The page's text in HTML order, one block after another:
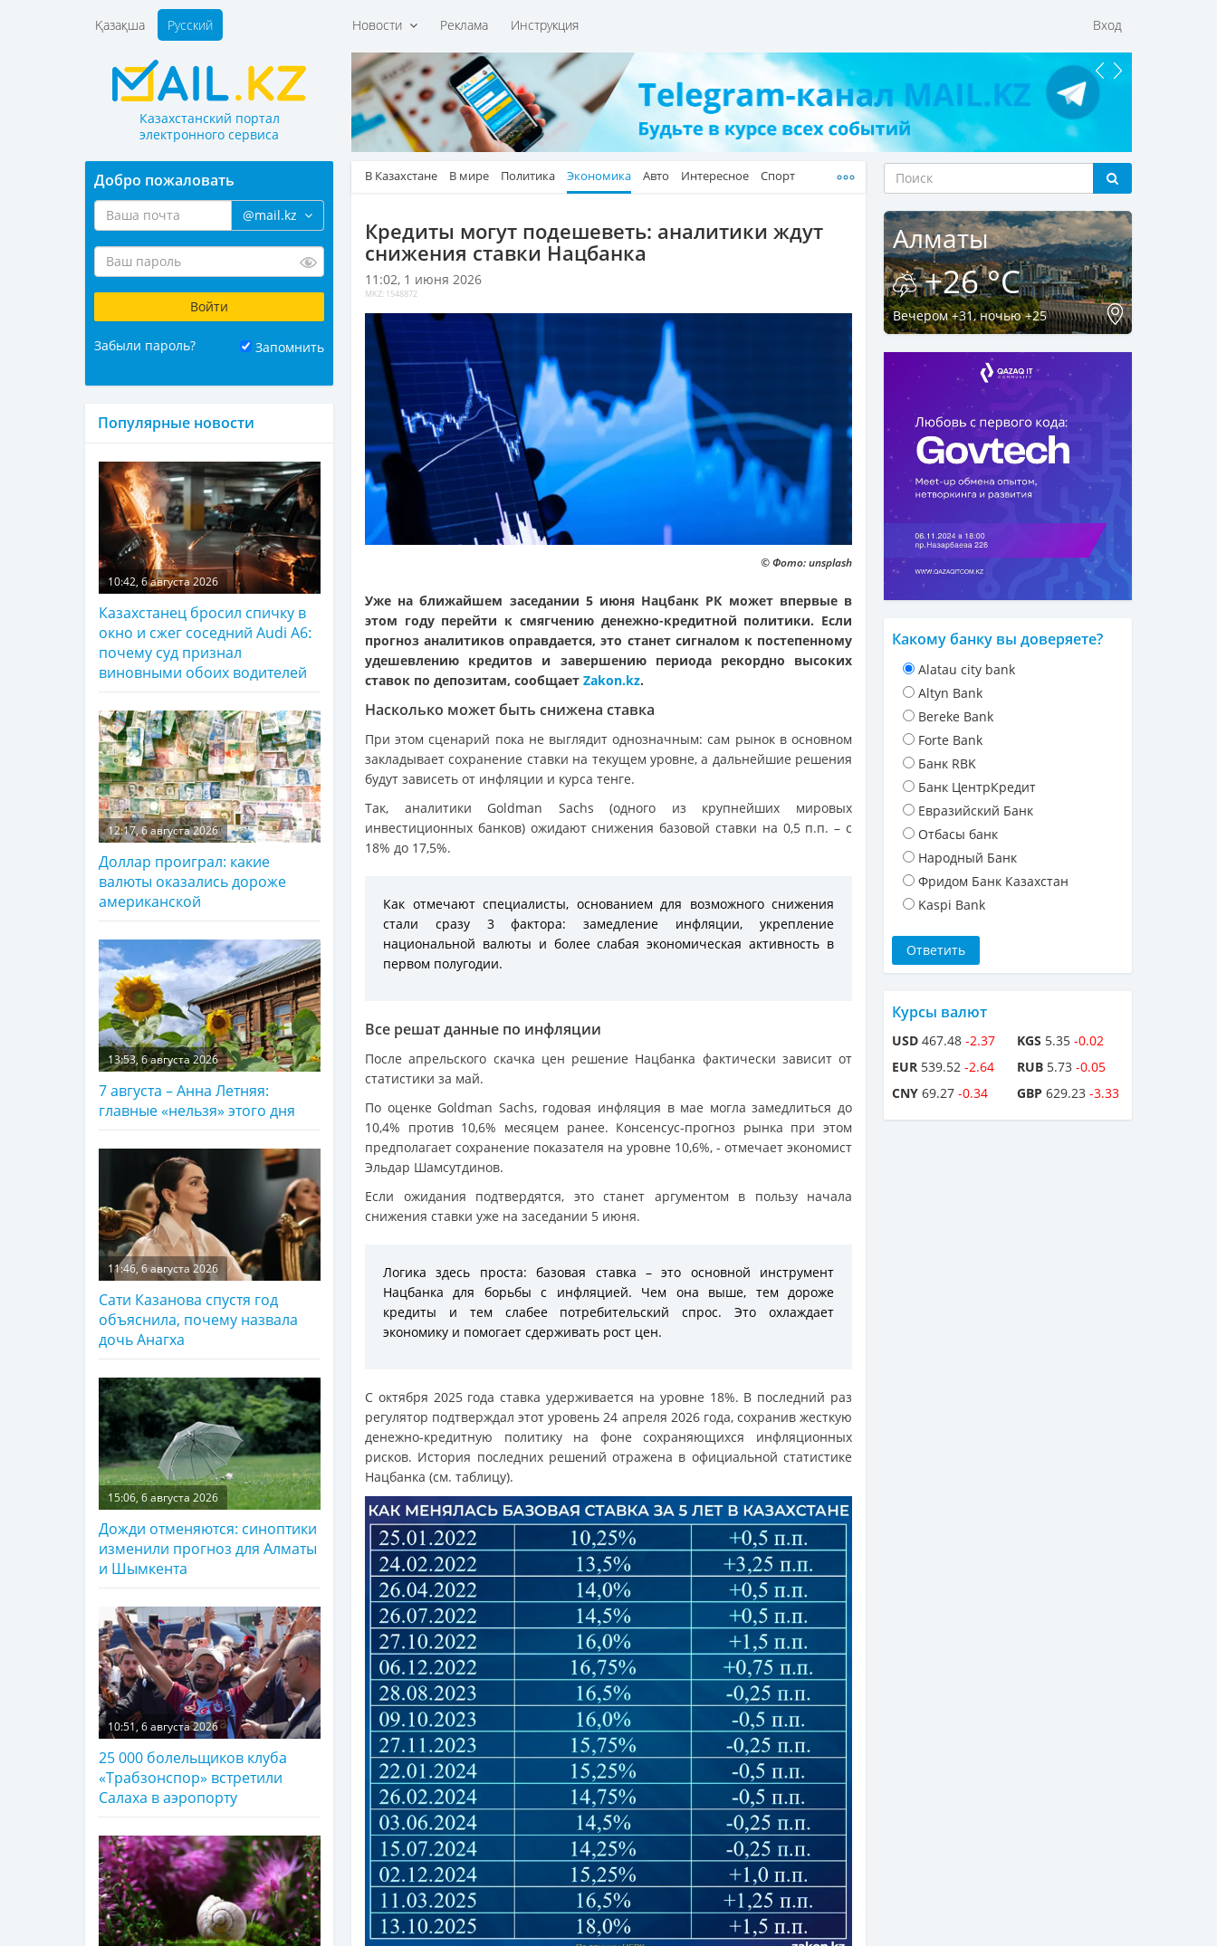
Новости Реклама Инструкция Вход
Қазақша Русский
Казахстанский портал
электронного сервиса
В Казахстане В мире Политика Экономика Авто Интересное Спорт
Кредиты могут подешеветь: аналитики ждут
снижения ставки Нацбанка
11:02, 1 июня 2026
MKZ: 1548872
© Фото: unsplash
Уже на ближайшем заседании 5 июня Нацбанк РК может впервые в
этом году перейти к смягчению денежно-кредитной политики. Если
прогноз аналитиков оправдается, это станет сигналом к постепенному
удешевлению кредитов и завершению периода рекордно высоких
ставок по депозитам, сообщает Zakon.kz.
Насколько может быть снижена ставка
При этом сценарий пока не выглядит однозначным: сам рынок в основном
закладывает сохранение ставки на текущем уровне, а дальнейшие решения
будут зависеть от инфляции и курса тенге.
Так, аналитики Goldman Sachs (одного из крупнейших мировых
инвестиционных банков) ожидают снижения базовой ставки на 0,5 п.п. – с
18% до 17,5%.
Как отмечают специалисты, основанием для возможного снижения
стали сразу 3 фактора: замедление инфляции, укрепление
национальной валюты и более слабая экономическая активность в
первом полугодии.
Все решат данные по инфляции
После апрельского скачка цен решение Нацбанка фактически зависит от
статистики за май.
По оценке Goldman Sachs, годовая инфляция в мае могла замедлиться до
10,4% против 10,6% месяцем ранее. Консенсус-прогноз рынка при этом
предполагает сохранение показателя на уровне 10,6%, - отмечает экономист
Эльдар Шамсутдинов.
Если ожидания подтвердятся, это станет аргументом в пользу начала
снижения ставки уже на заседании 5 июня.
Логика здесь проста: базовая ставка – это основной инструмент
Нацбанка для борьбы с инфляцией. Чем она выше, тем дороже
кредиты и тем слабее потребительский спрос. Это охлаждает
экономику и помогает сдерживать рост цен.
С октября 2025 года ставка удерживается на уровне 18%. В последний раз
регулятор подтверждал этот уровень 24 апреля 2026 года, сохранив жесткую
денежно-кредитную политику на фоне сохраняющихся инфляционных
рисков. История последних решений отражена в официальной статистике
Нацбанка (см. таблицу).
Добро пожаловать
@mail.kz
Забыли пароль? Запомнить
Популярные новости
10:42, 6 августа 2026
Казахстанец бросил спичку в
окно и сжег соседний Audi A6:
почему суд признал
виновными обоих водителей
12:17, 6 августа 2026
Доллар проиграл: какие
валюты оказались дороже
американской
13:53, 6 августа 2026
7 августа – Анна Летняя:
главные «нельзя» этого дня
11:46, 6 августа 2026
Сати Казанова спустя год
объяснила, почему назвала
дочь Анагха
15:06, 6 августа 2026
Дожди отменяются: синоптики
изменили прогноз для Алматы
и Шымкента
10:51, 6 августа 2026
25 000 болельщиков клуба
«Трабзонспор» встретили
Салаха в аэропорту
Алматы
+26 °C
Вечером +31, ночью +25
Какому банку вы доверяете?
Alatau city bank
Altyn Bank
Bereke Bank
Forte Bank
Банк RBK
Банк ЦентрКредит
Евразийский Банк
Отбасы банк
Народный Банк
Фридом Банк Казахстан
Kaspi Bank
Курсы валют
USD 467.48 -2.37
EUR 539.52 -2.64
CNY 69.27 -0.34
KGS 5.35 -0.02
RUB 5.73 -0.05
GBP 629.23 -3.33